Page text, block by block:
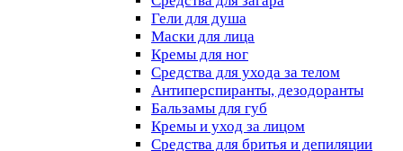
Гели для душа
Маски для лица
Кремы для ног
Средства для ухода за телом
Антиперспиранты, дезодоранты
Бальзамы для губ
Кремы и уход за лицом
Средства для бритья и депиляции